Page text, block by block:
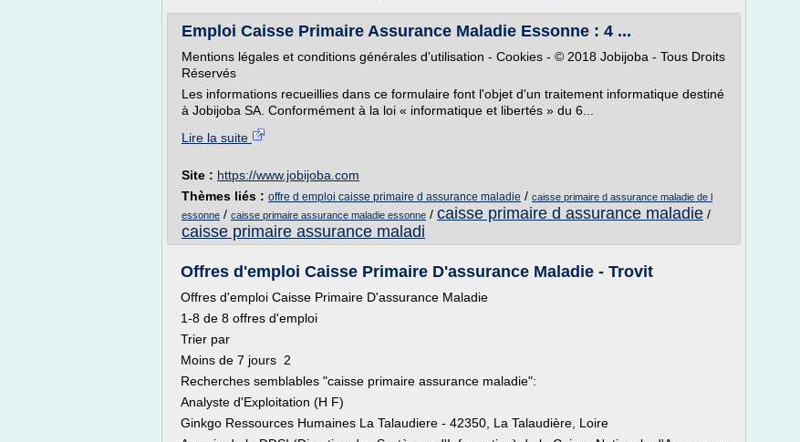
Emploi Caisse Primaire Assurance Maladie Essonne : 4 ...
Mentions légales et conditions générales d'utilisation - Cookies - © 2018 Jobijoba - Tous Droits
Réservés
Les informations recueillies dans ce formulaire font l'objet d'un traitement informatique destiné
à Jobijoba SA. Conformément à la loi « informatique et libertés » du 6...
Lire la suite
Site : https://www.jobijoba.com
Thèmes liés : offre d emploi caisse primaire d assurance maladie / caisse primaire d assurance maladie de l
essonne / caisse primaire assurance maladie essonne / caisse primaire d assurance maladie /
caisse primaire assurance maladi
Offres d'emploi Caisse Primaire D'assurance Maladie - Trovit
Offres d'emploi Caisse Primaire D'assurance Maladie
1-8 de 8 offres d'emploi
Trier par
Moins de 7 jours 2
Recherches semblables "caisse primaire assurance maladie":
Analyste d'Exploitation (H F)
Ginkgo Ressources Humaines La Talaudiere - 42350, La Talaudière, Loire